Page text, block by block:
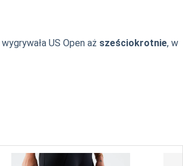
US Open aż sześciokrotnie, w